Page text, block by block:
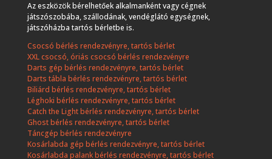
Az eszközök bérelhetőek alkalmanként vagy cégnek
játszószobába, szállodának, vendéglátó egységnek,
játszóházba tartós bérletbe is.
Csocsó bérlés rendezvényre, tartós bérlet
XXL csocsó, óriás csocsó bérlés rendezvényre
Darts gép bérlés rendezvényre, tartós bérlet
Darts tábla bérlés rendezvényre, tartós bérlet
Biliárd bérlés rendezvényre, tartós bérlet
Léghoki bérlés rendezvényre, tartós bérlet
Catch the Light bérlés rendezvényre, tartós bérlet
Ghost bérlés rendezvényre, tartós bérlet
Táncgép bérlés rendezvényre
Kosárlabda gép bérlés rendezvényre, tartós bérlet
Kosárlabda palank bérlés rendezvényre, tartós bérlet